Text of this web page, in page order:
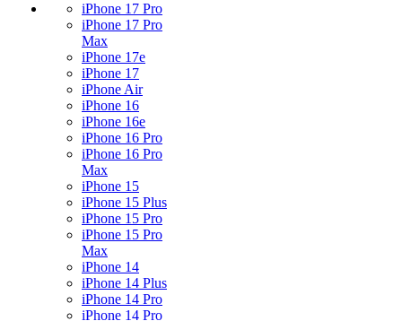
iPhone 17 Pro
iPhone 17 Pro
Max
iPhone 17e
iPhone 17
iPhone Air
iPhone 16
iPhone 16e
iPhone 16 Pro
iPhone 16 Pro
Max
iPhone 15
iPhone 15 Plus
iPhone 15 Pro
iPhone 15 Pro
Max
iPhone 14
iPhone 14 Plus
iPhone 14 Pro
iPhone 14 Pro